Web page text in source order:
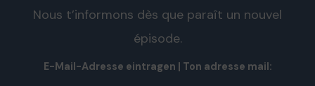
Nous t’informons dès que paraît un nouvel
épisode.
E-Mail-Adresse eintragen | Ton adresse mail: